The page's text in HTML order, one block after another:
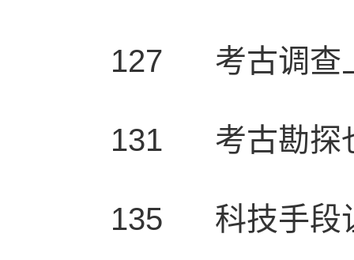
127 考古调查
131 考古勘探
135 科技手段